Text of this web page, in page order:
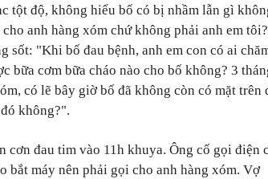
tột độ, không hiểu bố có bị nhầm lẫn gì
anh hàng xóm chứ không phải anh em tôi?
sốt: "Khi bố đau bệnh, anh em con có ai
bữa cơm bữa cháo nào cho bố không? 3
có lẽ bây giờ bố đã không còn có mặt trên
không?".
cơn đau tim vào 11h khuya. Ông cố gọi điện
bắt máy nên phải gọi cho anh hàng xóm. Vợ